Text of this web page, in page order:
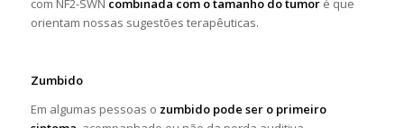
com NF2-SWN combinada com o tamanho do tumoré que
orientam nossas sugestões terapêuticas.
Zumbido
Em algumas pessoas o zumbido pode ser o primeiro